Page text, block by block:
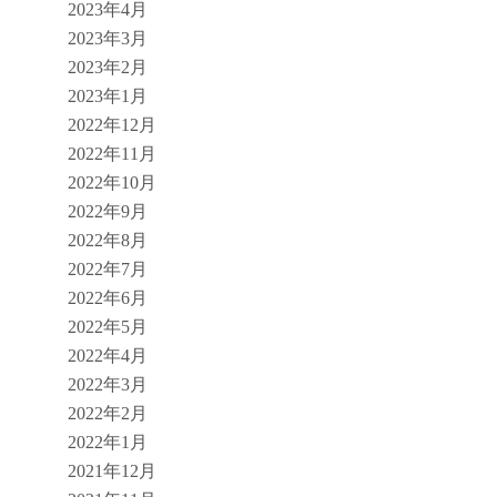
2023年4月
2023年3月
2023年2月
2023年1月
2022年12月
2022年11月
2022年10月
2022年9月
2022年8月
2022年7月
2022年6月
2022年5月
2022年4月
2022年3月
2022年2月
2022年1月
2021年12月